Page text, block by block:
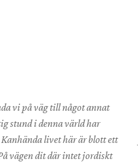
vi på väg till något annat
stund i denna värld har
livet här är blott ett
vägen dit där intet jordiskt